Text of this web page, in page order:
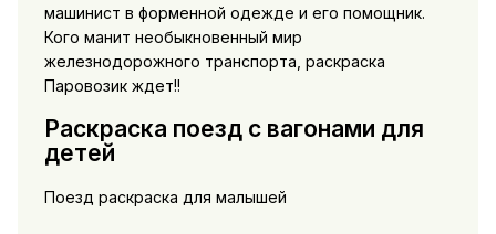
машинист в форменной одежде и его помощник.
Кого манит необыкновенный мир
железнодорожного транспорта, раскраска
Паровозик ждет!!
Раскраска поезд с вагонами для
детей
Поезд раскраска для малышей